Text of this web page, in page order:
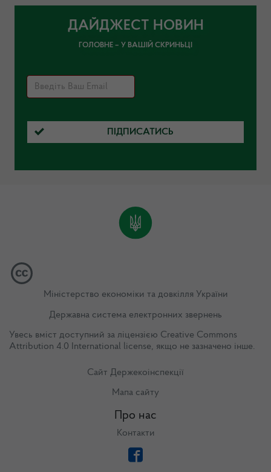
ДАЙДЖЕСТ НОВИН
ГОЛОВНЕ – У ВАШІЙ СКРИНЬЦІ
ПІДПИСАТИСЬ
Міністерство економіки та довкілля України
Державна система електронних звернень
Увесь вміст доступний за ліцензією Creative Commons
Attribution 4.0 International license, якщо не зазначено інше.
Сайт Держекоінспекції
Мапа сайту
Про нас
Контакти